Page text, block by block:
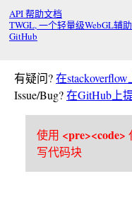
API 帮助文档
TWGL, 一个轻量级WebGL辅
GitHub
有疑问?在
Issue/Bug?在GitHub上
使用 <pre><code>
写代码块